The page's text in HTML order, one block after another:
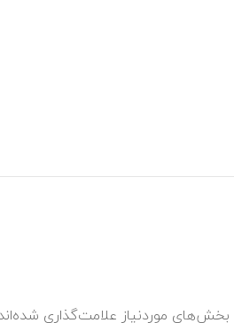
بخش‌های موردنیاز علامت‌گذاری